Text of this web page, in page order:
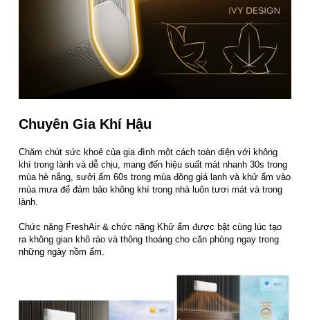
Chuyên Gia Khí Hậu
Chăm chút sức khoẻ của gia đình một cách toàn diện với không
khí trong lành và dễ chịu, mang đến hiệu suất mát nhanh 30s trong
mùa hè nắng, sưởi ấm 60s trong mùa đông giá lạnh và khử ẩm vào
mùa mưa để đảm bảo không khí trong nhà luôn tươi mát và trong
lành.
Chức năng FreshAir & chức năng Khử ẩm được bật cùng lúc tạo
ra không gian khô ráo và thông thoáng cho căn phòng ngay trong
những ngày nồm ẩm.